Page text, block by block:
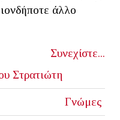
άλλο
Συνεχίστε...
Στρατιώτη
Γνώμες